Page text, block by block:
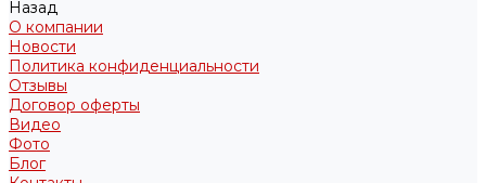
Назад
О компании
Новости
Политика конфиденциальности
Отзывы
Договор оферты
Видео
Фото
Блог